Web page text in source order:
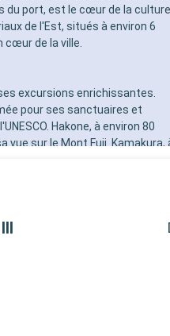
du port, est le cœur de la culture
de l'Est, situés à environ 6
cœur de la ville.
excursions enrichissantes.
pour ses sanctuaires et
Hakone, à environ 80
sur le Mont Fuji. Kamakura,